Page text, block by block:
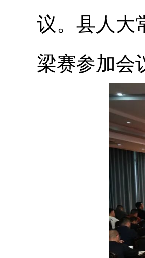
议。县人大
梁赛参加会